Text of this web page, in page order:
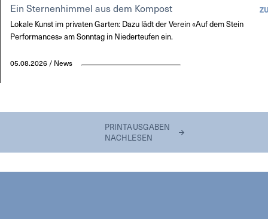
Ein Sternenhimmel aus dem Kompost
Lokale Kunst im privaten Garten: Dazu lädt der Verein «Auf dem Stein
Performances» am Sonntag in Niederteufen ein.
05.08.2026 / News
PRINTAUSGABEN
NACHLESEN